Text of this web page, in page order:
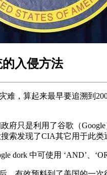
入侵方法
难，算起来最早要追溯到
府只是利用了谷歌（
索发现了CIA其它用于此
dork 中可使用 ‘AND’、